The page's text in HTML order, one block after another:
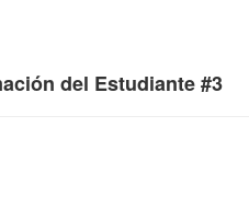
del Estudiante #3